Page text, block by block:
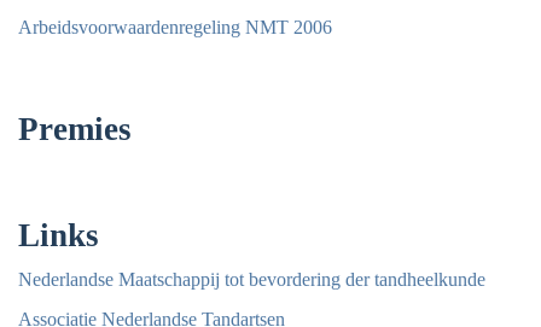
Arbeidsvoorwaardenregeling NMT 2006
Premies
Links
Nederlandse Maatschappij tot bevordering der tandheelkunde
Associatie Nederlandse Tandartsen